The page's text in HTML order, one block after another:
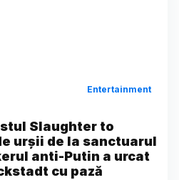
Entertainment
Slaughter to
urșii de la sanctuarul
anti-Putin a urcat
cu pază